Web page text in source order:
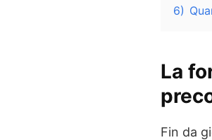
6)
La
Fin da